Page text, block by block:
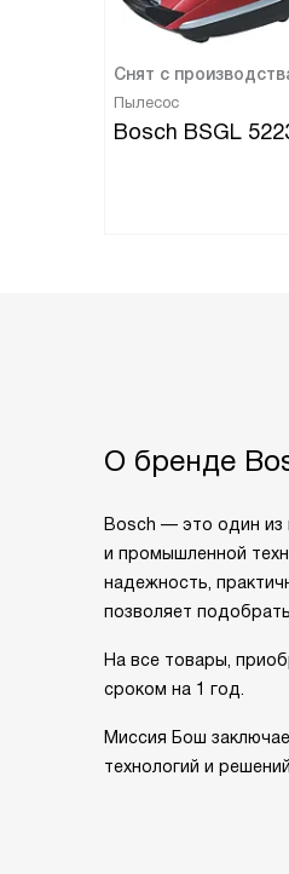
Снят с
Пылесос
Bosch BSGL
О бренде
Bosch — это один из
и промышленной
надежность,
позволяет
На все товары,
сроком на 1 год.
Миссия Бош
технологий и